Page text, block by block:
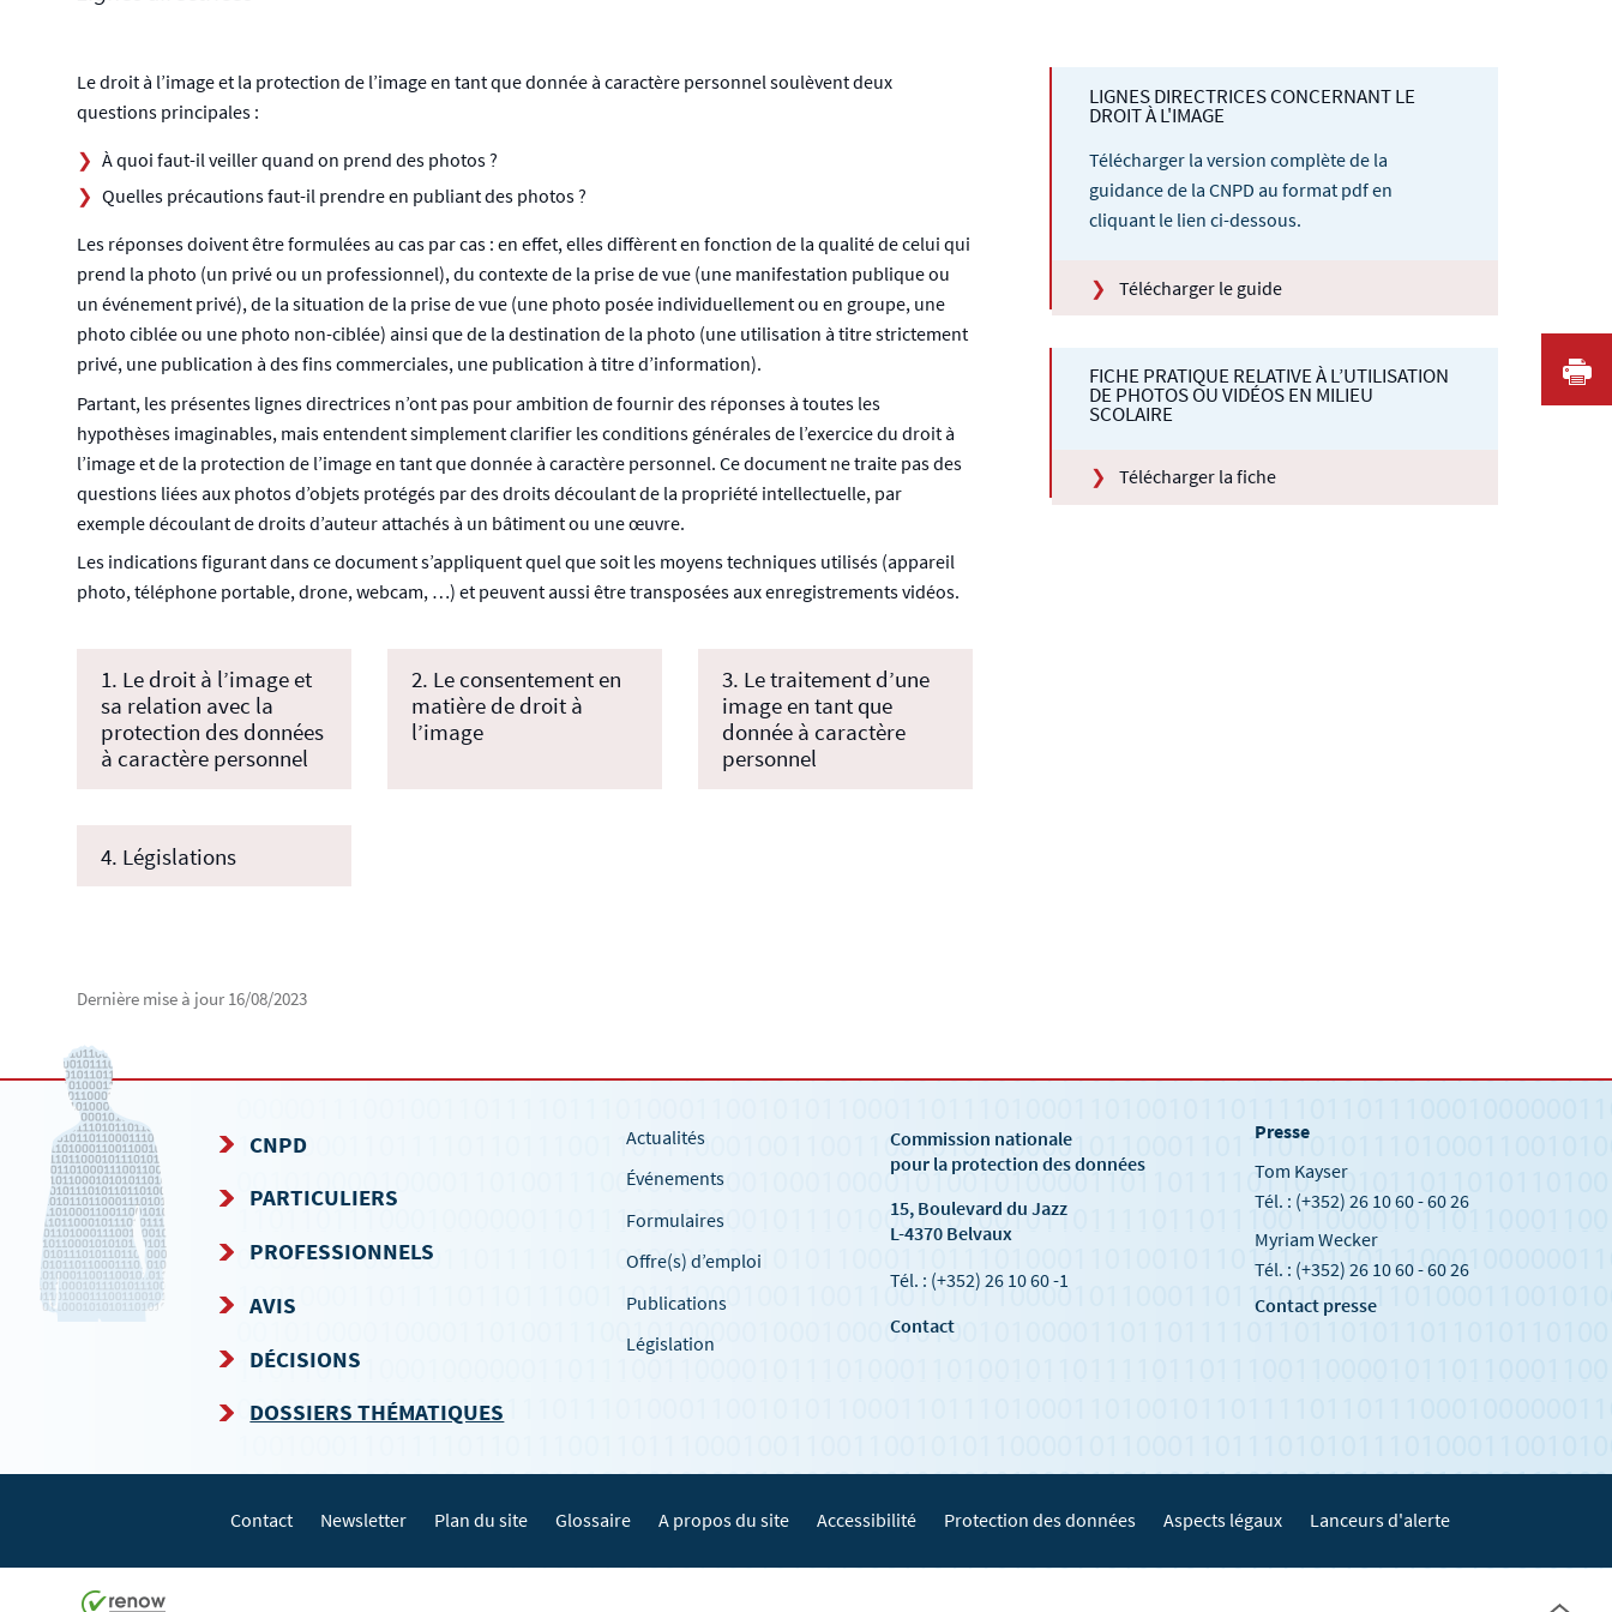
Le droit à l’image et la protection de l’image en tant que donnée à caractère personnel soulèvent deux
questions principales :
À quoi faut-il veiller quand on prend des photos ?
Quelles précautions faut-il prendre en publiant des photos ?
Les réponses doivent être formulées au cas par cas : en effet, elles diffèrent en fonction de la qualité de celui qui
prend la photo (un privé ou un professionnel), du contexte de la prise de vue (une manifestation publique ou
un événement privé), de la situation de la prise de vue (une photo posée individuellement ou en groupe, une
photo ciblée ou une photo non-ciblée) ainsi que de la destination de la photo (une utilisation à titre strictement
privé, une publication à des fins commerciales, une publication à titre d’information).
Partant, les présentes lignes directrices n’ont pas pour ambition de fournir des réponses à toutes les
hypothèses imaginables, mais entendent simplement clarifier les conditions générales de l’exercice du droit à
l’image et de la protection de l’image en tant que donnée à caractère personnel. Ce document ne traite pas des
questions liées aux photos d’objets protégés par des droits découlant de la propriété intellectuelle, par
exemple découlant de droits d’auteur attachés à un bâtiment ou une œuvre.
Les indications figurant dans ce document s’appliquent quel que soit les moyens techniques utilisés (appareil
photo, téléphone portable, drone, webcam, …) et peuvent aussi être transposées aux enregistrements vidéos.
1. Le droit à l’image et
sa relation avec la
protection des données
à caractère personnel
2. Le consentement en
matière de droit à
l’image
3. Le traitement d’une
image en tant que
donnée à caractère
personnel
4. Législations
LIGNES DIRECTRICES CONCERNANT LE
DROIT À L'IMAGE
Télécharger la version complète de la
guidance de la CNPD au format pdf en
cliquant le lien ci-dessous.
Télécharger le guide
FICHE PRATIQUE RELATIVE À L’UTILISATION
DE PHOTOS OU VIDÉOS EN MILIEU
SCOLAIRE
Télécharger la fiche
Dernière mise à jour 16/08/2023
MENU
DE
NAVIGATION
CNPD
PARTICULIERS
PROFESSIONNELS
AVIS
DÉCISIONS
DOSSIERS THÉMATIQUES
Actualités
Événements
Formulaires
Offre(s) d’emploi
Publications
Législation
Commission nationale
pour la protection des données
15, Boulevard du Jazz
L-4370 Belvaux
Tél. : (+352) 26 10 60 -1
Contact
Presse
Tom Kayser
Tél. : (+352) 26 10 60 - 60 26
Myriam Wecker
Tél. : (+352) 26 10 60 - 60 26
Contact presse
Contact Newsletter Plan du site Glossaire A propos du site Accessibilité Protection des données Aspects légaux Lanceurs d'alerte